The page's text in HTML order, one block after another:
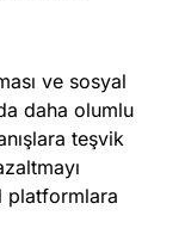
ve sosyal
daha olumlu
teşvik
platformlara